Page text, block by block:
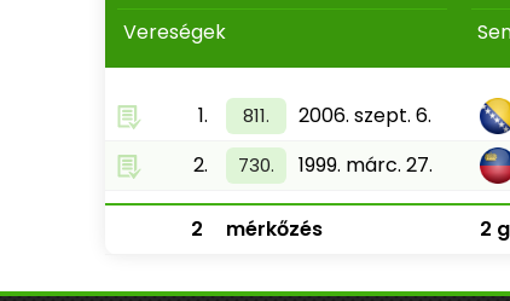
Vereségek
1. 811. 2006. szept. 6.
2.
730. 1999. márc. 27.
2 mérkőzés 2